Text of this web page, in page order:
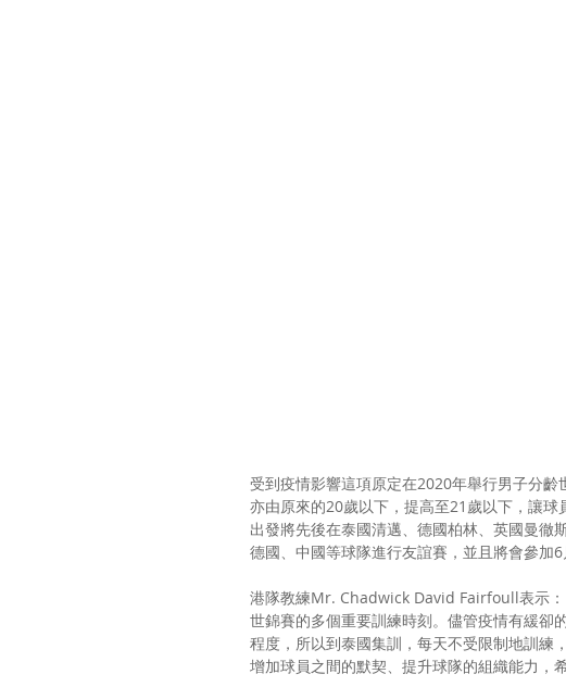
受到疫情影響這項原定在2020年舉行男子分
亦由原來的20歲以下，提高至21歲以下，讓
出發將先後在泰國清邁、德國柏林、英國曼徹
德國、中國等球隊進行友誼賽，並且將會參加6
港隊教練Mr. Chadwick David Fairfoull表示
世錦賽的多個重要訓練時刻。儘管疫情有緩卻
程度，所以到泰國集訓，每天不受限制地訓練
增加球員之間的默契、提升球隊的組織能力，